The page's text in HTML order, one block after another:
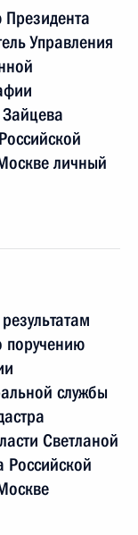
Управления
личный
поручению
службы
Светланой